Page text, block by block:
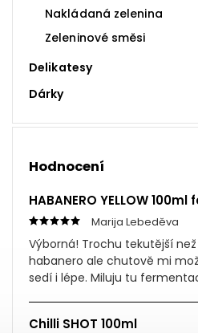
Nakládaná zelenina
Zeleninové směsi
Delikatesy
Dárky
Hodnocení
Marija Lebeděva
Výborná! Trochu tekutější
habanero ale chutově mi
sedí i lépe. Miluju tu
Chilli SHOT 100ml